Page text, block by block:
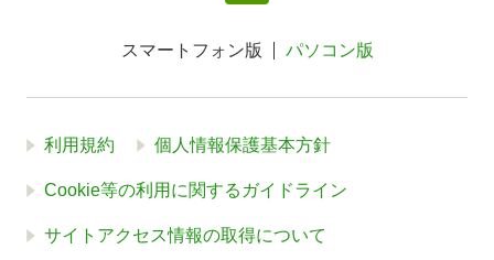
スマートフォン版 パソコン版
利用規約 個人情報保護基本方針
Cookie等の利用に関するガイドライン
サイトアクセス情報の取得について